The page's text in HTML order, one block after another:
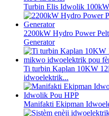
Turbin Elis Idwolik
2200kW Hydro Power
Generator
Ti turbin Kaplan 10KW
idwoelektrik...
Manifakti Ekipman